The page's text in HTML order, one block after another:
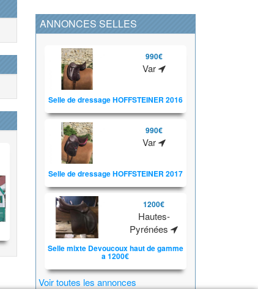
ANNONCES SELLES
990€
Var
Selle de dressage HOFFSTEINER 2016
990€
Var
Selle de dressage HOFFSTEINER 2017
1200€
Hautes-
Pyrénées
Selle mixte Devoucoux haut de gamme
a 1200€
Voir toutes les annonces